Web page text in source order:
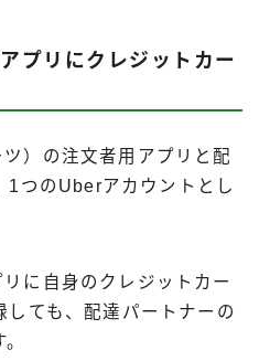
プリにクレジットカー
）の注文者用アプリと配
1つのUberアカウントとし
に自身のクレジットカー
しても、配達パートナーの